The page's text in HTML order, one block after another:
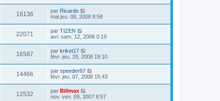
16136 par Ricardo
mai jeu. 08, 2008 8:58
22071 par TIZEN
avr. sam. 12, 2008 0:19
16587 par kriket17
févr. jeu. 28, 2008 19:10
14466 par speeder67
févr. jeu. 07, 2008 15:43
12532 par Billmax
nov. ven. 09, 2007 8:57